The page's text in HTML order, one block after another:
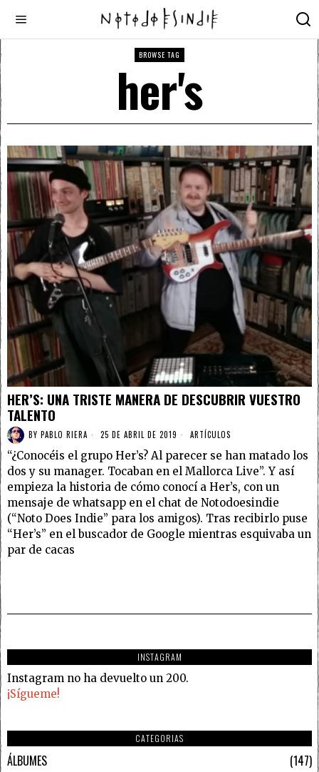
BROWSE TAG
her's
HER’S: UNA TRISTE MANERA DE DESCUBRIR VUESTRO
TALENTO
BY PABLO RIERA 25 DE ABRIL DE 2019 ARTÍCULOS
“¿Conocéis el grupo Her’s? Al parecer se han matado los
dos y su manager. Tocaban en el Mallorca Live”. Y así
empieza la historia de cómo conocí a Her’s, con un
mensaje de whatsapp en el chat de Notodoesindie
(“Noto Does Indie” para los amigos). Tras recibirlo puse
“Her’s” en el buscador de Google mientras esquivaba un
par de cacas
INSTAGRAM
Instagram no ha devuelto un 200.
¡Sígueme!
CATEGORIAS
ÁLBUMES
147